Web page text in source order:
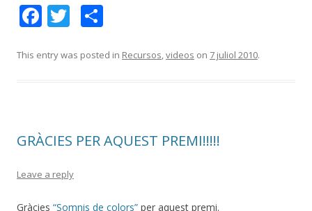
F
e
k
T
itt m
ix
This entry was posted in Recursos,videos on 7 juliol 2010.
GRÀCIES PER AQUEST PREMI!!!!!
Leave a reply
Gràcies “Somnis de colors” per aquest premi.